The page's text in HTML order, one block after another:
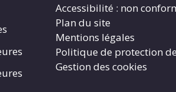
Accessibilité : non
Plan du site
Mentions légales
Politique de protection
Gestion des cookies